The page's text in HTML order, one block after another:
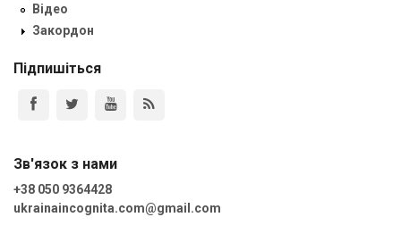
Відео
Закордон
Підпишіться
Зв'язок з нами
+38 050 9364428
ukrainaincognita.com@gmail.com